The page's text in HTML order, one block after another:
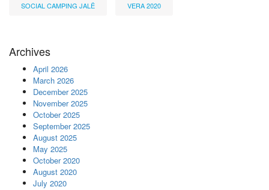
SOCIAL CAMPING JALË VERA 2020
Archives
April 2026
March 2026
December 2025
November 2025
October 2025
September 2025
August 2025
May 2025
October 2020
August 2020
July 2020